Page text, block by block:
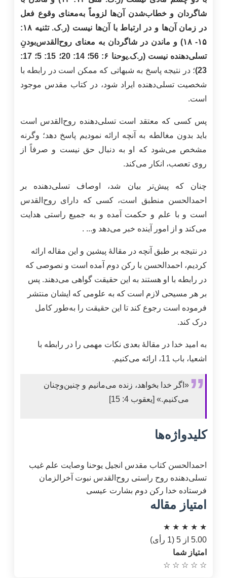
شاگردان و خطاب‌شدن آن‌ها لزوماً به‌معنای وقوع فعل
در زمان آن‌ها و در ارتباط با آن‌ها نیست (ر.ک. تثنیه ۱۸:
۱۵- ۱۸) و ماندن در شاگردان به معنای روح‌القدس‌بودنِ
تسلی‌دهنده نیست (ر.ک.یوحنا ۶: 56؛ 14: 20؛ 15: 5؛ 17:
23) ؛ در نتیجه پاسخ به شبهاتی که ممکن است در رابطه با
شخصیت تسلی‌دهنده ایراد شود، در کتاب مقدس موجود
است.
پس کسی که معتقد است تسلی‌دهنده روح‌القدس است
باید بدون مغالطه به آنچه ارائه نمودیم پاسخ دهد؛ وگرنه
مشخص می‌شود که او به دنبال حق نیست و صرفاً از
روی تعصب، انکار می‌کند.
چنان که پیش‌تر بیان شد، اوصاف تسلی‌دهنده بر
احمدالحسن منطبق است، کسی که دارای روح‌القدس
است و با علم و حکمت آمده و به جمیع راستی هدایت
می‌کند و از امور آینده خبر می‌دهد و... .
در نتیجه بر طبق آنچه در مقالۀ پیشین و این مقاله ارائه
کردیم، احمدالحسن با رکن دوم آمده است و نصوصی که
در رابطه با او هستند به این حقیقت گواهی می‌دهند. پس
بر هر مسیحی لازم است که به علومی که ایشان منتشر
فرموده است رجوع کند تا این حقیقت را به‌طور کامل
درک کند.
به امید خدا در مقالۀ بعدی نکات مهمی را در رابطه با
اشعیا، باب 11، ارائه می‌کنیم.
«اگر خدا بخواهد، زنده می‌مانیم و چنین‌وچنان
می‌کنیم.» [یعقوب 4: 15]
کلیدواژه‌ها
احمدالحسن کتاب مقدس انجیل یوحنا وصایت علم غیب
تسلی‌دهنده روح راستی روح‌القدس نبوت آخرالزمان
فرستاده خدا رکن دوم بشارت عیسی
امتیاز مقاله
★
★
★
★
★
5.00 از 5 (1 رأی)
امتیاز شما
☆
☆
☆
☆
☆